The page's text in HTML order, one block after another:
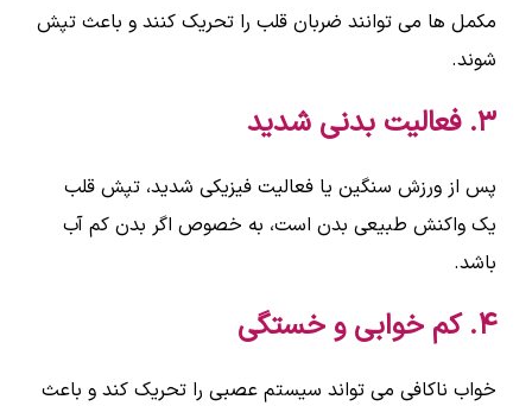
مکمل ها می توانند ضربان قلب را تحریک کنند و باعث تپش
شوند.
۳. فعالیت بدنی شدید
پس از ورزش سنگین یا فعالیت فیزیکی شدید، تپش قلب
یک واکنش طبیعی بدن است، به خصوص اگر بدن کم آب
باشد.
۴. کم خوابی و خستگی
خواب ناکافی می تواند سیستم عصبی را تحریک کند و باعث